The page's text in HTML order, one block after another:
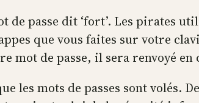
passe dit ‘fort’. Les pirates
que vous faites sur votre
mot de passe, il sera renvoyé
les mots de passes sont